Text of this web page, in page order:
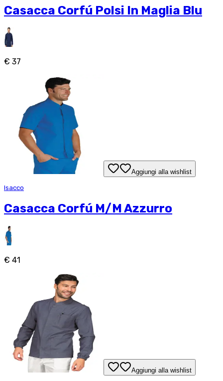
Casacca Corfú Polsi In Maglia Blu
€ 37
Aggiungi alla wishlist
Isacco
Casacca Corfú M/M Azzurro
€ 41
Aggiungi alla wishlist